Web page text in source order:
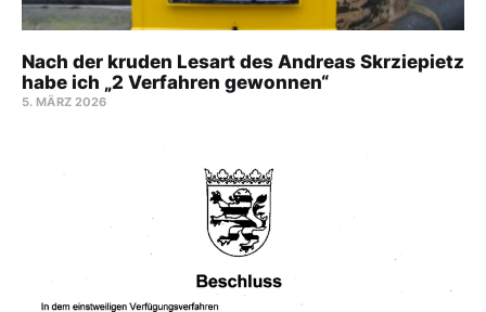
Nach der kruden Lesart des Andreas Skrziepietz
habe ich „2 Verfahren gewonnen“
5. MÄRZ 2026